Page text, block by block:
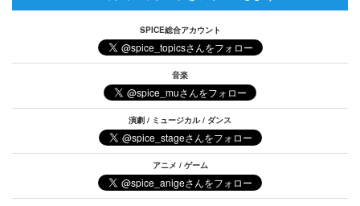
SPICE総合アカウント
音楽
演劇 / ミュージカル / ダンス
アニメ / ゲーム